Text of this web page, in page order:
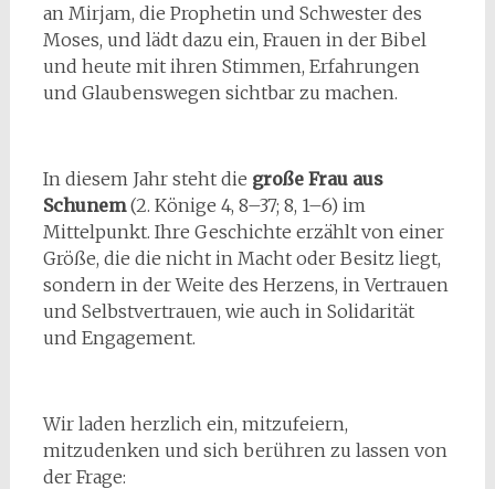
an Mirjam, die Prophetin und Schwester des
Moses, und lädt dazu ein, Frauen in der Bibel
und heute mit ihren Stimmen, Erfahrungen
und Glaubenswegen sichtbar zu machen.
In diesem Jahr steht die große Frau aus
Schunem(2. Könige 4, 8–37; 8, 1–6) im
Mittelpunkt. Ihre Geschichte erzählt von einer
Größe, die die nicht in Macht oder Besitz liegt,
sondern in der Weite des Herzens, in Vertrauen
und Selbstvertrauen, wie auch in Solidarität
und Engagement.
Wir laden herzlich ein, mitzufeiern,
mitzudenken und sich berühren zu lassen von
der Frage: